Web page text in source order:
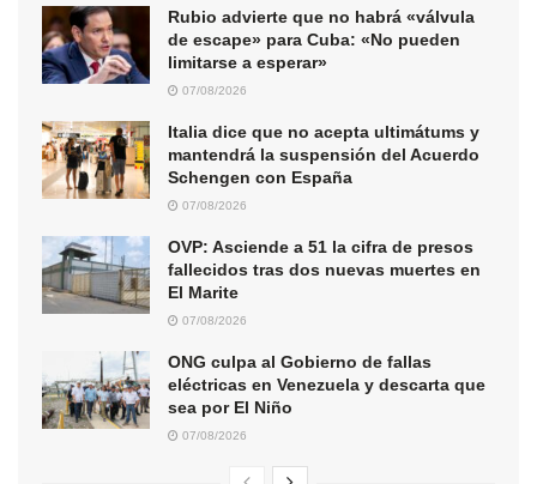
Rubio advierte que no habrá «válvula
de escape» para Cuba: «No pueden
limitarse a esperar»
07/08/2026
Italia dice que no acepta ultimátums y
mantendrá la suspensión del Acuerdo
Schengen con España
07/08/2026
OVP: Asciende a 51 la cifra de presos
fallecidos tras dos nuevas muertes en
El Marite
07/08/2026
ONG culpa al Gobierno de fallas
eléctricas en Venezuela y descarta que
sea por El Niño
07/08/2026